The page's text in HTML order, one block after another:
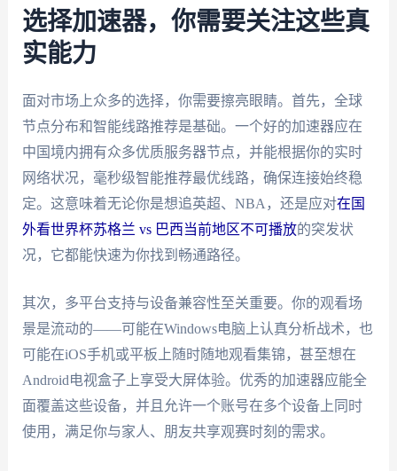
选择加速器，你需要关注这些真
实能力
面对市场上众多的选择，你需要擦亮眼睛。首先，全球
节点分布和智能线路推荐是基础。一个好的加速器应在
中国境内拥有众多优质服务器节点，并能根据你的实时
网络状况，毫秒级智能推荐最优线路，确保连接始终稳
定。这意味着无论你是想追英超、NBA，还是应对在国
外看世界杯苏格兰 vs 巴西当前地区不可播放的突发状
况，它都能快速为你找到畅通路径。
其次，多平台支持与设备兼容性至关重要。你的观看场
景是流动的——可能在Windows电脑上认真分析战术，也
可能在iOS手机或平板上随时随地观看集锦，甚至想在
Android电视盒子上享受大屏体验。优秀的加速器应能全
面覆盖这些设备，并且允许一个账号在多个设备上同时
使用，满足你与家人、朋友共享观赛时刻的需求。